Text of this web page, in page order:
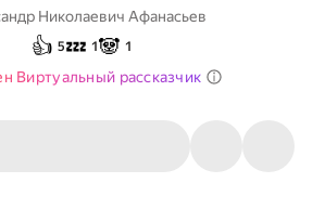
Николаевич Афанасьев
👍 5💤 1🐼 1
Виртуальный рассказчик